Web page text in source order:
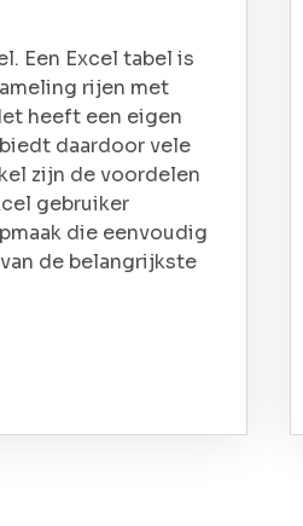
Een Excel tabel is
rijen met
heeft een eigen
daardoor vele
zijn de voordelen
gebruiker
die eenvoudig
de belangrijkste